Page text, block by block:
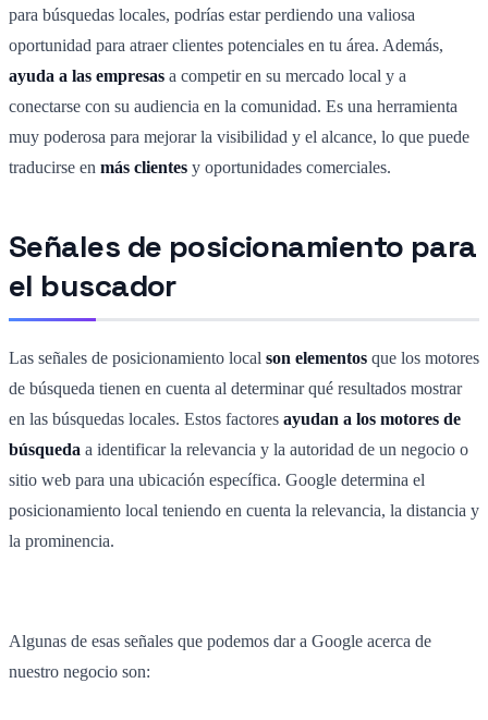
para búsquedas locales, podrías estar perdiendo una valiosa
oportunidad para atraer clientes potenciales en tu área. Además,
ayuda a las empresas a competir en su mercado local y a
conectarse con su audiencia en la comunidad. Es una herramienta
muy poderosa para mejorar la visibilidad y el alcance, lo que puede
traducirse en más clientes y oportunidades comerciales.
Señales de posicionamiento para
el buscador
Las señales de posicionamiento local son elementos que los motores
de búsqueda tienen en cuenta al determinar qué resultados mostrar
en las búsquedas locales. Estos factores ayudan a los motores de
búsqueda a identificar la relevancia y la autoridad de un negocio o
sitio web para una ubicación específica. Google determina el
posicionamiento local teniendo en cuenta la relevancia, la distancia y
la prominencia.
Algunas de esas señales que podemos dar a Google acerca de
nuestro negocio son: